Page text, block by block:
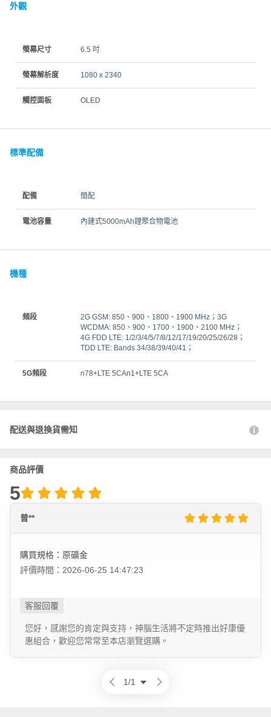
外觀
螢幕尺寸 6.5 吋
螢幕解析度 1080 x 2340
觸控面板 OLED
標準配備
配備 簡配
電池容量 內建式5000mAh鋰聚合物電池
機種
頻段
2G GSM: 850、900、1800、1900 MHz；3G
WCDMA: 850、900、1700、1900、2100 MHz；
4G FDD LTE: 1/2/3/4/5/7/8/12/17/19/20/25/26/28；
TDD LTE: Bands 34/38/39/40/41；
5G頻段 n78+LTE 5CAn1+LTE 5CA
配送與退換貨需知
商品評價
5
曾**
購買規格：原礦金
評價時間：2026-06-25 14:47:23
您好，感謝您的肯定與支持，神腦生活將不定時推出好康優
惠組合，歡迎您常常至本店瀏覽選購。
1/1